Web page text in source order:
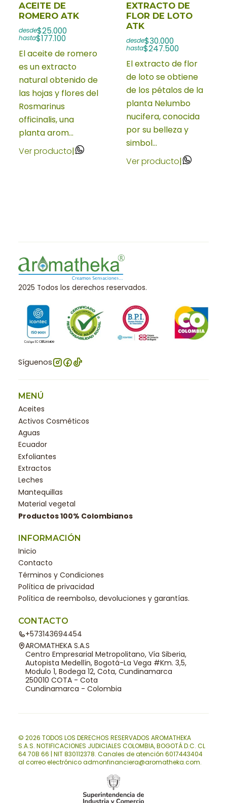
ACEITE DE
ROMERO ATK
desde$25.000
hasta$177.100
El aceite de romero
es un extracto
natural obtenido de
las hojas y flores del
Rosmarinus
officinalis, una
planta arom...
Ver producto|
EXTRACTO DE
FLOR DE LOTO
ATK
desde$30.000
hasta$247.500
El extracto de flor
de loto se obtiene
de los pétalos de la
planta Nelumbo
nucifera, conocida
por su belleza y
simbol...
Ver producto|
2025 Todos los derechos reservados.
Síguenos
MENÚ
Aceites
Activos Cosméticos
Aguas
Ecuador
Exfoliantes
Extractos
Leches
Mantequillas
Material vegetal
Productos 100% Colombianos
INFORMACIÓN
Inicio
Contacto
Términos y Condiciones
Política de privacidad
Política de reembolso, devoluciones y garantías.
CONTACTO
+573143694454
AROMATHEKA S.A.S
Centro Empresarial Metropolitano, Vía Siberia,
Autopista Medellín, Bogotá-La Vega #Km. 3,5,
Modulo 1, Bodega 12, Cota, Cundinamarca
250010 COTA - Cota
Cundinamarca - Colombia
© 2026 TODOS LOS DERECHOS RESERVADOS AROMATHEKA
S.A.S. NOTIFICACIONES JUDICIALES COLOMBIA, BOGOTÁ D.C. CL
64 70B 66 | NIT 830112378. Canales de atención 6017443404
al correo electrónico admonfinanciera@aromatheka.com.